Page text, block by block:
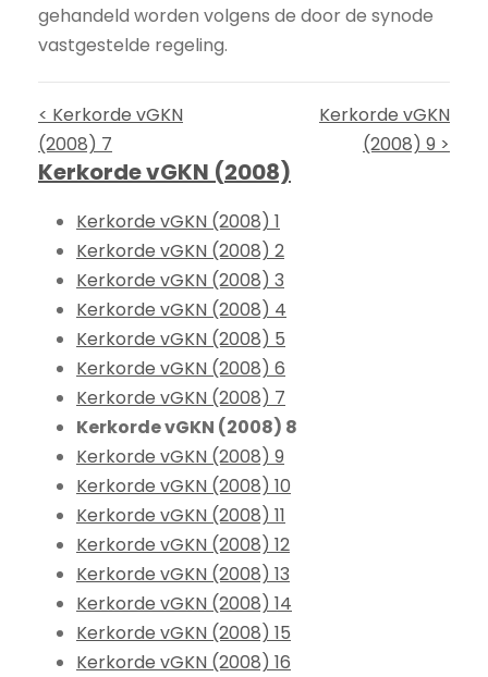
gehandeld worden volgens de door de synode
vastgestelde regeling.
< Kerkorde vGKN
(2008) 7
Kerkorde vGKN
(2008) 9 >
Kerkorde vGKN (2008)
Kerkorde vGKN (2008) 1
Kerkorde vGKN (2008) 2
Kerkorde vGKN (2008) 3
Kerkorde vGKN (2008) 4
Kerkorde vGKN (2008) 5
Kerkorde vGKN (2008) 6
Kerkorde vGKN (2008) 7
Kerkorde vGKN (2008) 8
Kerkorde vGKN (2008) 9
Kerkorde vGKN (2008) 10
Kerkorde vGKN (2008) 11
Kerkorde vGKN (2008) 12
Kerkorde vGKN (2008) 13
Kerkorde vGKN (2008) 14
Kerkorde vGKN (2008) 15
Kerkorde vGKN (2008) 16